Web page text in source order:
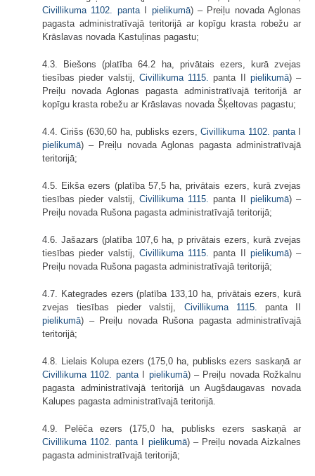
Civillikuma 1102. pantaI pielikumā) – Preiļu novada Aglonas
pagasta administratīvajā teritorijā ar kopīgu krasta robežu ar
Krāslavas novada Kastuļinas pagastu;
4.3. Biešons (platība 64.2 ha, privātais ezers, kurā zvejas
tiesības pieder valstij, Civillikuma 1115. panta II pielikumā) –
Preiļu novada Aglonas pagasta administratīvajā teritorijā ar
kopīgu krasta robežu ar Krāslavas novada Šķeltovas pagastu;
4.4. Cirišs (630,60 ha, publisks ezers,Civillikuma 1102. pantaI
pielikumā) – Preiļu novada Aglonas pagasta administratīvajā
teritorijā;
4.5. Eikša ezers (platība 57,5 ha, privātais ezers, kurā zvejas
tiesības pieder valstij, Civillikuma 1115. panta II pielikumā) –
Preiļu novada Rušona pagasta administratīvajā teritorijā;
4.6. Jašazars (platība 107,6 ha, p privātais ezers, kurā zvejas
tiesības pieder valstij, Civillikuma 1115. panta II pielikumā) –
Preiļu novada Rušona pagasta administratīvajā teritorijā;
4.7. Kategrades ezers (platība 133,10 ha, privātais ezers, kurā
zvejas tiesības pieder valstij, Civillikuma 1115.
panta II
pielikumā) – Preiļu novada Rušona pagasta administratīvajā
teritorijā;
4.8. Lielais Kolupa ezers (175,0 ha, publisks ezers saskaņā ar
Civillikuma 1102. pantaI pielikumā) – Preiļu novada Rožkalnu
pagasta administratīvajā teritorijā un Augšdaugavas novada
Kalupes pagasta administratīvajā teritorijā.
4.9. Pelēča ezers (175,0 ha, publisks ezers saskaņā ar
Civillikuma 1102. panta pielikumā) – Preiļu novada Aizkalnes
pagasta administratīvajā teritorijā;